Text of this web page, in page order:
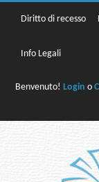
Diritto di recesso
Info Legali
Benvenuto!Login o